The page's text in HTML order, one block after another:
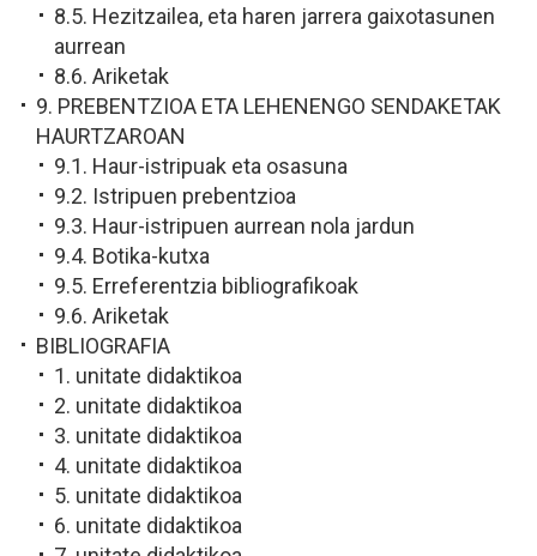
8.5. Hezitzailea, eta haren jarrera gaixotasunen
aurrean
8.6. Ariketak
9. PREBENTZIOA ETA LEHENENGO SENDAKETAK
HAURTZAROAN
9.1. Haur-istripuak eta osasuna
9.2. Istripuen prebentzioa
9.3. Haur-istripuen aurrean nola jardun
9.4. Botika-kutxa
9.5. Erreferentzia bibliografikoak
9.6. Ariketak
BIBLIOGRAFIA
1. unitate didaktikoa
2. unitate didaktikoa
3. unitate didaktikoa
4. unitate didaktikoa
5. unitate didaktikoa
6. unitate didaktikoa